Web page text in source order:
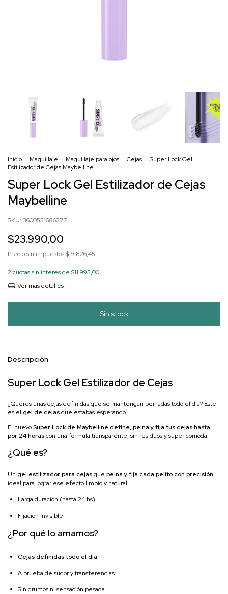
Inicio . Maquillaje . Maquillaje para ojos . Cejas . Super Lock Gel
Estilizador de Cejas Maybelline
Super Lock Gel Estilizador de Cejas
Maybelline
SKU: 3600531686277
$23.990,00
Precio sin impuestos$19.826,45
2 cuotas sin interés de $11.995,00
Ver más detalles
Descripción
Super Lock Gel Estilizador de Cejas
¿Querés unas cejas definidas que se mantengan peinadas todo el día? Este
es el gel de cejasque estabas esperando.
El nuevoSuper Lock de Maybelline define, peina y fija tus cejas hasta
por 24 horascon una fórmula transparente, sin residuos y súper cómoda.
¿Qué es?
Un gel estilizador para cejasque peina y fija cada pelito con precisión,
ideal para lograr ese efecto limpio y natural.
Larga duración (hasta 24 hs)
Fijación invisible
¿Por qué lo amamos?
Cejas definidas todo el día
A prueba de sudor y transferencias
Sin grumos ni sensación pesada